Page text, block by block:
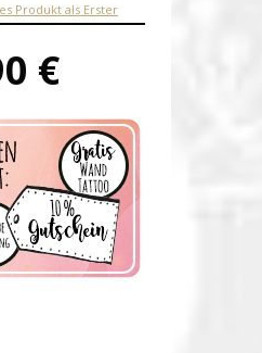
Produkt als Erster
€
kgn001